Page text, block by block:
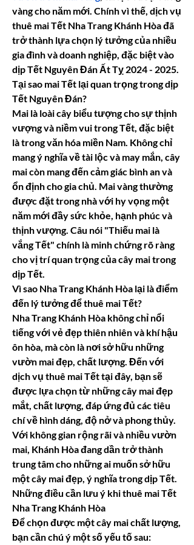
vàng cho năm mới. Chính vì thế, dịch vụ
thuê mai Tết Nha Trang Khánh Hòa đã
trở thành lựa chọn lý tưởng của nhiều
gia đình và doanh nghiệp, đặc biệt vào
dịp Tết Nguyên Đán Ất Tỵ 2024 - 2025.
Tại sao mai Tết lại quan trọng trong dịp
Tết Nguyên Đán?
Mai là loài cây biểu tượng cho sự thịnh
vượng và niềm vui trong Tết, đặc biệt
là trong văn hóa miền Nam. Không chỉ
mang ý nghĩa về tài lộc và may mắn, cây
mai còn mang đến cảm giác bình an và
ổn định cho gia chủ. Mai vàng thường
được đặt trong nhà với hy vọng một
năm mới đầy sức khỏe, hạnh phúc và
thịnh vượng. Câu nói "Thiếu mai là
vắng Tết" chính là minh chứng rõ ràng
cho vị trí quan trọng của cây mai trong
dịp Tết.
Vì sao Nha Trang Khánh Hòa lại là điểm
đến lý tưởng để thuê mai Tết?
Nha Trang Khánh Hòa không chỉ nổi
tiếng với vẻ đẹp thiên nhiên và khí hậu
ôn hòa, mà còn là nơi sở hữu những
vườn mai đẹp, chất lượng. Đến với
dịch vụ thuê mai Tết tại đây, bạn sẽ
được lựa chọn từ những cây mai đẹp
mắt, chất lượng, đáp ứng đủ các tiêu
chí về hình dáng, độ nở và phong thủy.
Với không gian rộng rãi và nhiều vườn
mai, Khánh Hòa đang dần trở thành
trung tâm cho những ai muốn sở hữu
một cây mai đẹp, ý nghĩa trong dịp Tết.
Những điều cần lưu ý khi thuê mai Tết
Nha Trang Khánh Hòa
Để chọn được một cây mai chất lượng,
bạn cần chú ý một số yếu tố sau: